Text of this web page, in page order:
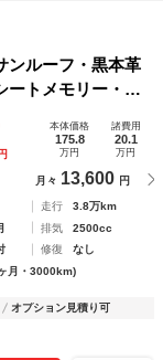
ルーフ・黒本革
ートメモリー・純
・ブラインドス
ズコントロール・
本体価格
175.8
万円
諸費用
20.1
万円
月々 13,600 円
走行
3.8万km
排気
2500cc
修復
なし
月・3000km)
オプション見積り可